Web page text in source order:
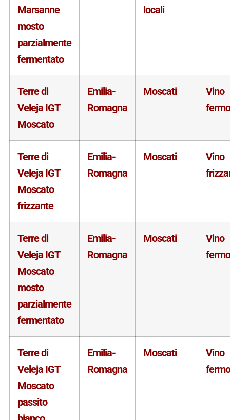
Marsanne
mosto
parzialmente
fermentato
locali
Terre di
Veleja IGT
Moscato
Emilia-
Romagna
Moscati
Vino
fermo
Terre di
Veleja IGT
Moscato
frizzante
Emilia-
Romagna
Moscati
Vino
Terre di
Veleja IGT
Moscato
mosto
parzialmente
fermentato
Emilia-
Romagna
Moscati
Vino
fermo
Terre di
Veleja IGT
Moscato
passito
Emilia-
Romagna
Moscati
Vino
fermo